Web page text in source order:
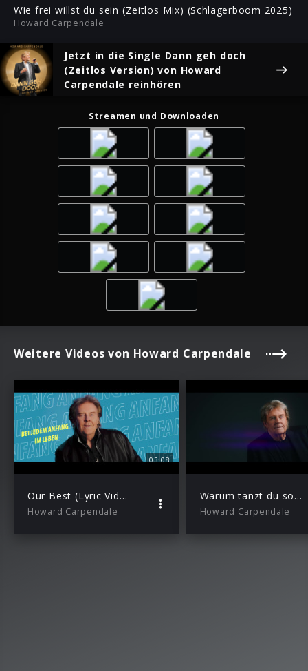
Wie frei willst du sein (Zeitlos Mix) (Schlagerboom 2025)
Howard Carpendale
Jetzt in die Single Dann geh doch
(Zeitlos Version) von Howard
Carpendale reinhören
Streamen und Downloaden
Weitere Videos von Howard Carpendale
03:08
Our Best (Lyric Video)
Howard Carpendale
Warum tanzt du so allein
Howard Carpendale